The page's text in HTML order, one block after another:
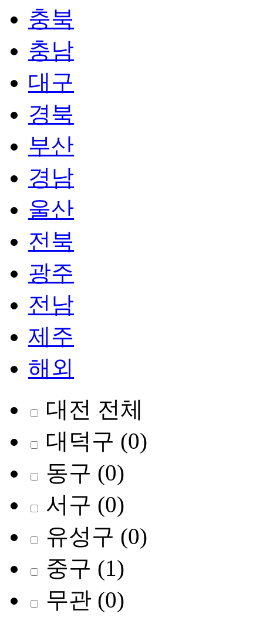
충북
충남
대구
경북
부산
경남
울산
전북
광주
전남
제주
해외
대전 전체
대덕구 (0)
동구 (0)
서구 (0)
유성구 (0)
중구 (1)
무관 (0)